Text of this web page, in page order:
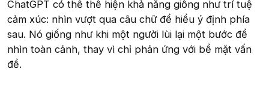
ChatGPT có thể thể hiện khả năng giống như trí tuệ
cảm xúc: nhìn vượt qua câu chữ để hiểu ý định phía
sau. Nó giống như khi một người lùi lại một bước để
nhìn toàn cảnh, thay vì chỉ phản ứng với bề mặt vấn
đề.